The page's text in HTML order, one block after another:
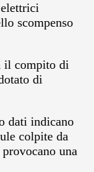
scompenso
il compito di
di
dati indicano
colpite da
una